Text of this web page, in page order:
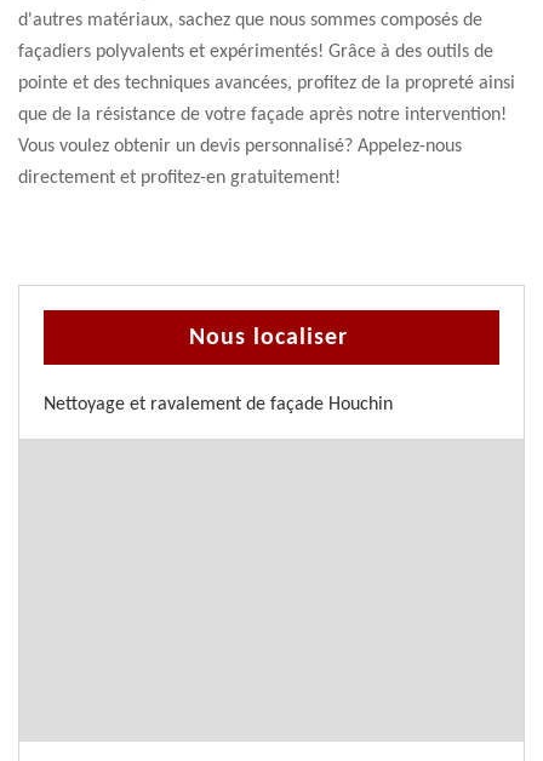
d'autres matériaux, sachez que nous sommes composés de
façadiers polyvalents et expérimentés! Grâce à des outils de
pointe et des techniques avancées, profitez de la propreté ainsi
que de la résistance de votre façade après notre intervention!
Vous voulez obtenir un devis personnalisé? Appelez-nous
directement et profitez-en gratuitement!
Nous localiser
Nettoyage et ravalement de façade Houchin